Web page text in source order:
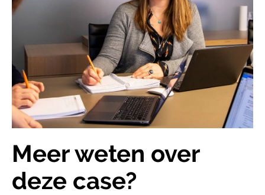
Meer weten over
deze case?